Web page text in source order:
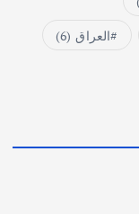
العراق (6)